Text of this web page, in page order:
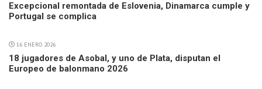
Excepcional remontada de Eslovenia, Dinamarca cumple y
Portugal se complica
16 ENERO 2026
18 jugadores de Asobal, y uno de Plata, disputan el
Europeo de balonmano 2026